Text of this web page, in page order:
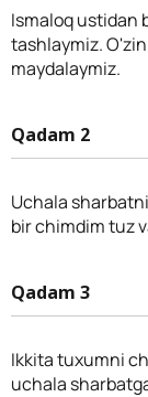
Ismaloq ustidan
tashlaymiz.
maydalaymiz.
Qadam 2
Uchala
bir chimdim tuz
Qadam 3
Ikkita tuxumni
uchala